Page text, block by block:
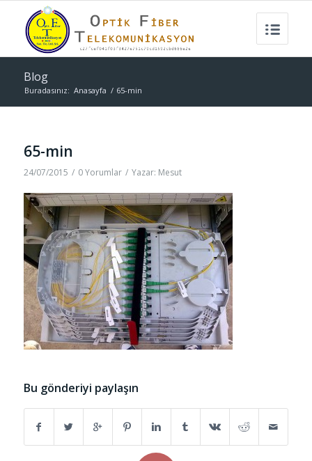
Blog
Buradasınız: Anasayfa / 65-min
65-min
24/07/2015 / 0 Yorumlar / Yazar: Mesut
Bu gönderiyi paylaşın